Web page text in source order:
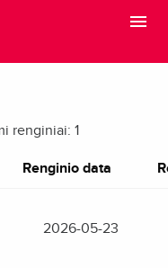
renginiai: 1
Renginio data
2026-05-23